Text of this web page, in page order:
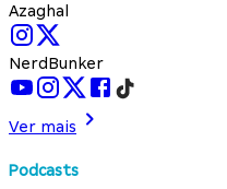
Azaghal
NerdBunker
Ver mais
Podcasts